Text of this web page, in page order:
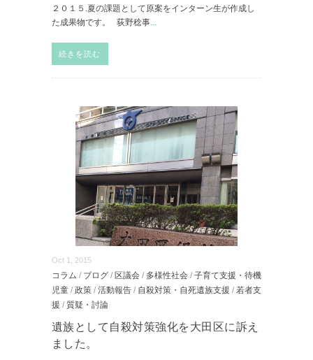
２０１５.夏の課題として原案をインターン生が作成し
た成果物です。 荻野稔事
続きを読む
Oct 1, 2015
コラム / ブログ / 区議会 / 多様性社会 / 子育て支援・待機
児童 / 政策 / 活動報告 / 自殺対策・自死遺族支援 / 若者支
援 / 質疑・討論
遺族として自殺対策強化を大田区に訴え
ました。